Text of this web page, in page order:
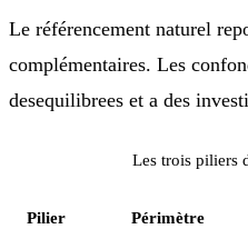
Le référencement naturel
complémentaires. Les
desequilibrees et a des
Les trois piliers
Pilier Périmètre